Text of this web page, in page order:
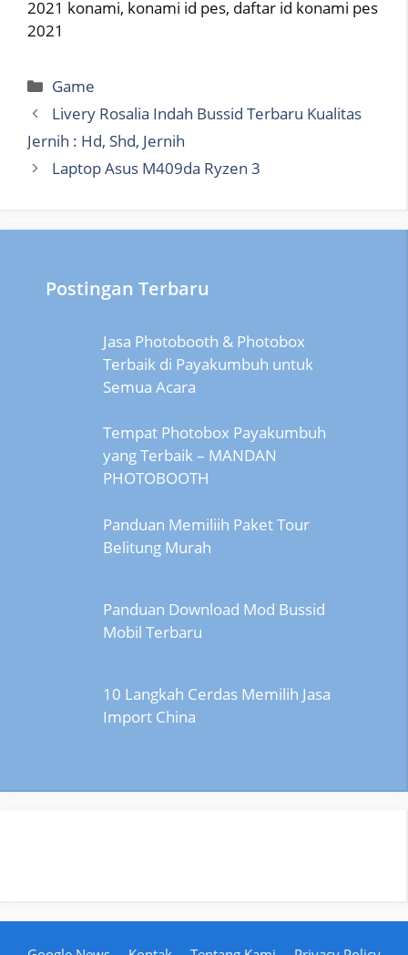
2021 konami, konami id pes, daftar id konami pes
2021
Categories
Game
Livery Rosalia Indah Bussid Terbaru Kualitas
Jernih : Hd, Shd, Jernih
Laptop Asus M409da Ryzen 3
Postingan Terbaru
Jasa Photobooth & Photobox
Terbaik di Payakumbuh untuk
Semua Acara
Tempat Photobox Payakumbuh
yang Terbaik – MANDAN
PHOTOBOOTH
Panduan Memiliih Paket Tour
Belitung Murah
Panduan Download Mod Bussid
Mobil Terbaru
10 Langkah Cerdas Memilih Jasa
Import China